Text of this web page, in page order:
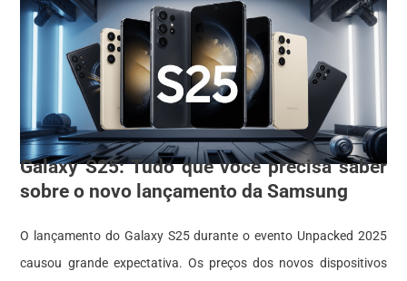
Galaxy S25: Tudo que você precisa saber
sobre o novo lançamento da Samsung
O lançamento do Galaxy S25 durante o evento Unpacked 2025
causou grande expectativa. Os preços dos novos dispositivos